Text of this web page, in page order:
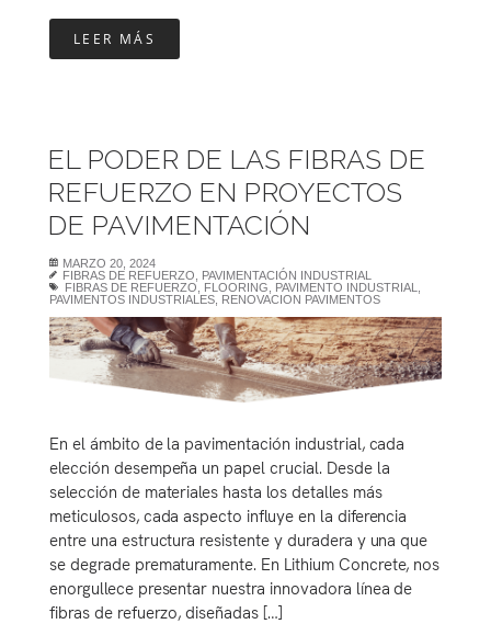
LEER MÁS
EL PODER DE LAS FIBRAS DE
REFUERZO EN PROYECTOS
DE PAVIMENTACIÓN
MARZO 20, 2024
FIBRAS DE REFUERZO
PAVIMENTACIÓN INDUSTRIAL
FIBRAS DE REFUERZO
FLOORING PAVIMENTO INDUSTRIAL
PAVIMENTOS INDUSTRIALES RENOVACION PAVIMENTOS
En el ámbito de la pavimentación industrial, cada
elección desempeña un papel crucial. Desde la
selección de materiales hasta los detalles más
meticulosos, cada aspecto influye en la diferencia
entre una estructura resistente y duradera y una que
se degrade prematuramente. En Lithium Concrete, nos
enorgullece presentar nuestra innovadora línea de
fibras de refuerzo, diseñadas […]